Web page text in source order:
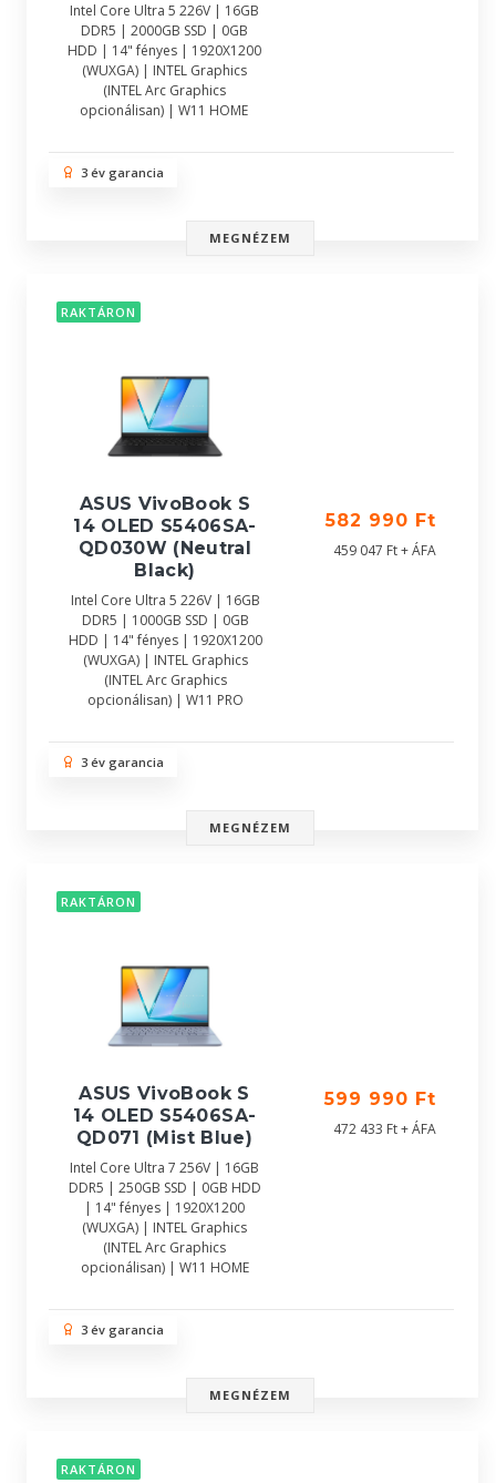
Intel Core Ultra 5 226V | 16GB
DDR5 | 2000GB SSD | 0GB
HDD | 14" fényes | 1920X1200
(WUXGA) | INTEL Graphics
(INTEL Arc Graphics
opcionálisan) | W11 HOME
3 év garancia
MEGNÉZEM
RAKTÁRON
ASUS VivoBook S
14 OLED S5406SA-
QD030W (Neutral
Black)
Intel Core Ultra 5 226V | 16GB
DDR5 | 1000GB SSD | 0GB
HDD | 14" fényes | 1920X1200
(WUXGA) | INTEL Graphics
(INTEL Arc Graphics
opcionálisan) | W11 PRO
582 990 Ft
459 047 Ft + ÁFA
3 év garancia
MEGNÉZEM
RAKTÁRON
ASUS VivoBook S
14 OLED S5406SA-
QD071 (Mist Blue)
Intel Core Ultra 7 256V | 16GB
DDR5 | 250GB SSD | 0GB HDD
| 14" fényes | 1920X1200
(WUXGA) | INTEL Graphics
(INTEL Arc Graphics
opcionálisan) | W11 HOME
599 990 Ft
472 433 Ft + ÁFA
3 év garancia
MEGNÉZEM
RAKTÁRON